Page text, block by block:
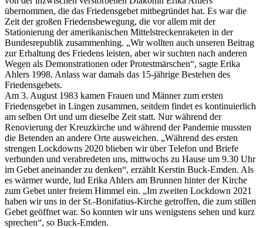
übernommen, die das Friedensgebet mitbegründet hat. Es war die
Zeit der großen Friedensbewegung, die vor allem mit der
Stationierung der amerikanischen Mittelstreckenraketen in der
Bundesrepublik zusammenhing. „Wir wollten auch unseren Beitrag
zur Erhaltung des Friedens leisten, aber wir suchten nach anderen
Wegen als Demonstrationen oder Protestmärschen“, sagte Erika
Ahlers 1998. Anlass war damals das 15-jährige Bestehen des
Friedensgebets.
Am 3. August 1983 kamen Frauen und Männer zum ersten
Friedensgebet in Lingen zusammen, seitdem findet es kontinuierlich
am selben Ort und um dieselbe Zeit statt. Nur während der
Renovierung der Kreuzkirche und während der Pandemie mussten
die Betenden an andere Orte ausweichen. „Während des ersten
strengen Lockdowns 2020 blieben wir über Telefon und Briefe
verbunden und verabredeten uns, mittwochs zu Hause um 9.30 Uhr
im Gebet aneinander zu denken“, erzählt Kerstin Buck-Emden. Als
es wärmer wurde, lud Erika Ahlers am Brunnen hinter der Kirche
zum Gebet unter freiem Himmel ein. „Im zweiten Lockdown 2021
haben wir uns in der St.-Bonifatius-Kirche getroffen, die zum stillen
Gebet geöffnet war. So konnten wir uns wenigstens sehen und kurz
sprechen“, so Buck-Emden.